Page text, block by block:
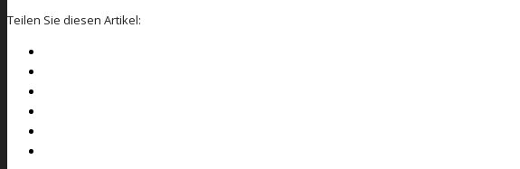
Teilen Sie diesen Artikel: